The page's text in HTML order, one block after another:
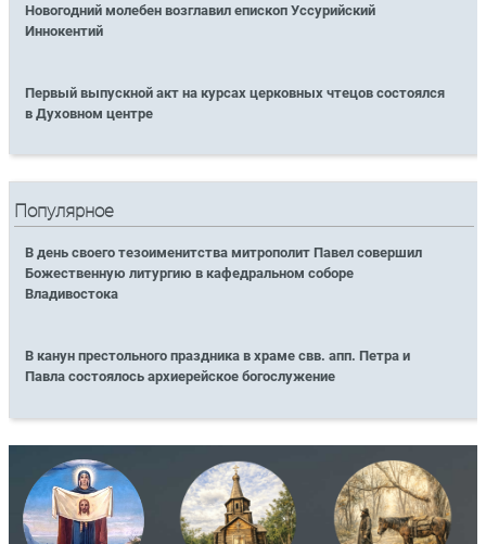
Новогодний молебен возглавил епископ Уссурийский
Иннокентий
Первый выпускной акт на курсах церковных чтецов состоялся
в Духовном центре
Популярное
В день своего тезоименитства митрополит Павел совершил
Божественную литургию в кафедральном соборе
Владивостока
В канун престольного праздника в храме свв. апп. Петра и
Павла состоялось архиерейское богослужение